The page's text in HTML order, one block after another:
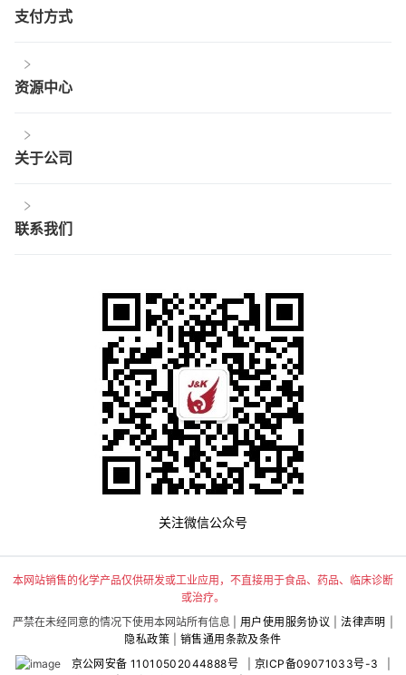
支付方式
资源中心
关于公司
联系我们
关注微信公众号
本网站销售的化学产品仅供研发或工业应用，不直接用于食品、药品、临床诊断
或治疗。
严禁在未经同意的情况下使用本网站所有信息 |
用户使用服务协议 法律声明
隐私政策
销售通用条款及条件
京公网安备 11010502044888号
京ICP备09071033号-3